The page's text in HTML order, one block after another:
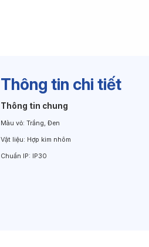
Thông tin chi tiết
Thông tin chung
Màu vỏ: Trắng, Đen
Vật liệu: Hợp kim nhôm
Chuẩn IP: IP30